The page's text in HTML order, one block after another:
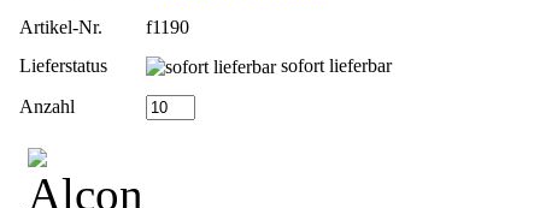
Artikel-Nr.
f1190
Lieferstatus
sofort lieferbar
Anzahl